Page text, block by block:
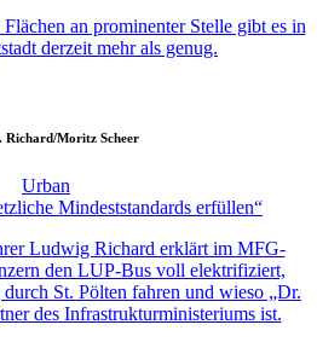
an prominenter Stelle gibt es in
derzeit mehr als genug.
Richard/Moritz Scheer
Urban
Mindeststandards erfüllen“
Ludwig Richard erklärt im MFG-
den LUP-Bus voll elektrifiziert,
St. Pölten fahren und wieso „Dr.
des Infrastrukturministeriums ist.